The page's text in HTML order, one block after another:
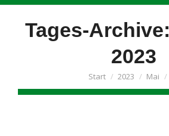
Tages-Archive:
2023
Sie befinden sich hier:
Start 2023 Mai